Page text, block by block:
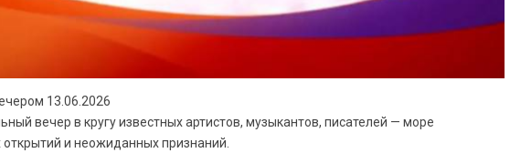
13.06.2026
вечер в кругу известных артистов, музыкантов, писателей — море
и неожиданных признаний.